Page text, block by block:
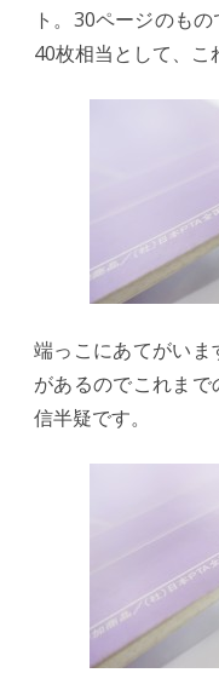
ト。30ページのも
40枚相当として、こ
端っこにあてがいま
があるのでこれま
信半疑です。